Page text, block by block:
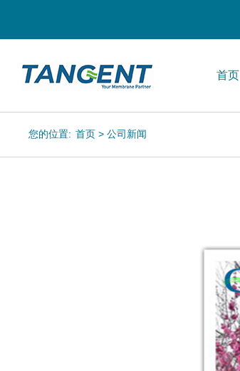
首页
您的位置: 首页 > 公司新闻